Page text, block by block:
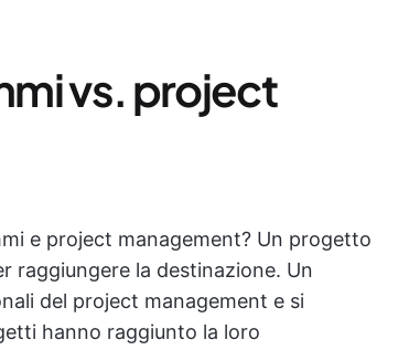
vs. project
e project management? Un progetto
raggiungere la destinazione. Un
del project management e si
hanno raggiunto la loro